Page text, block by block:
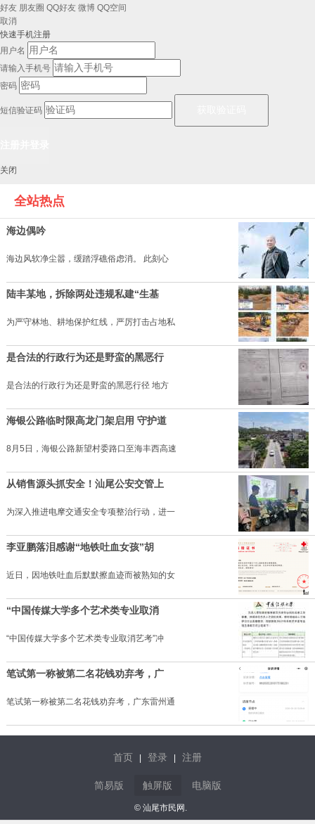
好友 朋友圈 QQ好友 微博 QQ空间
取消
快速手机注册
用户名
请输入手机号
密码
短信验证码
关闭
全站热点
海边偶吟
海边风软净尘嚣，缓踏浮礁俗虑消。 此刻心
陆丰某地，拆除两处违规私建“生基
为严守林地、耕地保护红线，严厉打击占地私
是合法的行政行为还是野蛮的黑恶行
是合法的行政行为还是野蛮的黑恶行径 地方
海银公路临时限高龙门架启用 守护道
8月5日，海银公路新望村委路口至海丰西高速
从销售源头抓安全！汕尾公安交管上
为深入推进电摩交通安全专项整治行动，进一
李亚鹏落泪感谢“地铁吐血女孩”胡
近日，因地铁吐血后默默擦血迹而被熟知的女
“中国传媒大学多个艺术类专业取消
“中国传媒大学多个艺术类专业取消艺考”冲
笔试第一称被第二名花钱劝弃考，广
笔试第一称被第二名花钱劝弃考，广东雷州通
首页 | 登录 | 注册
简易版 触屏版 电脑版
© 汕尾市民网.